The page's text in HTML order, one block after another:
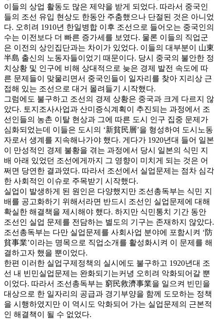
이들의 상업 활동도 많은 제약을 받게 되었다. 따라서 중국인
들의 조선 유입 현상도 한동안 주춤했으나 단절된 것은 아니었
다. 오히려 1910년 한일병합 이후 조선으로 들어오는 중국인의
수는 이전보다 더 빠른 증가세를 보였다. 물론 이들의 직업군
은 이전의 상인집단과는 차이가 있었다. 이들의 대부분이 山東
半島 출신의 노동자들이었기 때문이다. 당시 중국의 불안한 정
치상황 및 인구에 비해 상대적으로 늦은 경제 발전 속도에 따
른 문제들이 맞물리면서 중국인들이 일자리를 찾아 지리상 근
접해 있는 조선으로 대거 몰려들기 시작했다.
그럼에도 불구하고 조선의 경제 상황은 중국과 크게 다르지 않
았다. 토지조사사업과 산미증식계획이 추진되는 과정에서 조
선인들의 농촌 이탈 현상과 그에 따른 도시 인구 집중 문제가
심화되었는데 이들은 도시의 ‘新貧民層’을 형성하여 도시노동
자로서 생계를 지속해나가야 했다. 게다가 1920년대 들어 일본
이 만성적인 경제 불황을 겪는 과정에서 당시 일본의 식민 지
배 아래 있었던 조선에게까지 그 영향이 미치게 되는 것은 어
쩌면 당연한 결과였다. 따라서 조선에서 실업문제는 점차 심각
한 사회적인 이슈로 주목받기 시작했다.
실업이 발생하게 된 원인은 다양했지만 조선총독부는 식민 지
배를 공고화하기 위해서라면 반드시 조선인 실업문제에 대해
확실한 해결책을 제시해야 했다. 하지만 식민통치 기간 동안
조선인 실업 문제를 전담하는 별도의 기구는 존재하지 않았다.
조선총독부는 다만 실업문제를 사회사업 분야에 포함시켜 ‘防
貧事業’이라는 명목으로 직업소개를 활성화시켜 이 문제를 해
결하고자 했을 뿐이었다.
한편 이러한 실업구제정책의 실시에도 불구하고 1920년대 조
선 내 빈민실업문제는 완화되기는커녕 오히려 악화되어갈 뿐
이었다. 따라서 조선총독부는 窮民救濟事業을 일으켜 빈민을
대상으로 한 일자리의 공급과 경기부양을 함께 도모하는 정책
을 시행하였지만 이 역시도 악화되어 가는 실업문제의 근본적
인 해결책이 될 수 없었다.